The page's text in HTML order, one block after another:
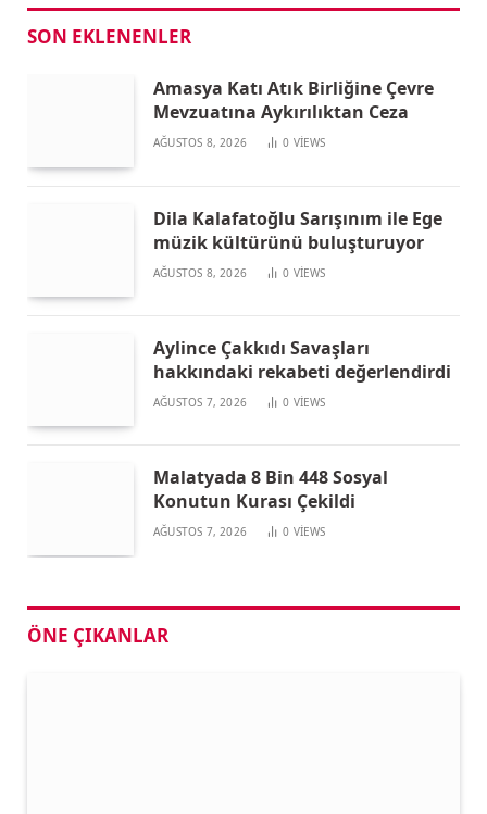
SON EKLENENLER
Amasya Katı Atık Birliğine Çevre
Mevzuatına Aykırılıktan Ceza
AĞUSTOS 8, 2026 0 VIEWS
Dila Kalafatoğlu Sarışınım ile Ege
müzik kültürünü buluşturuyor
AĞUSTOS 8, 2026 0 VIEWS
Aylince Çakkıdı Savaşları
hakkındaki rekabeti değerlendirdi
AĞUSTOS 7, 2026 0 VIEWS
Malatyada 8 Bin 448 Sosyal
Konutun Kurası Çekildi
AĞUSTOS 7, 2026 0 VIEWS
ÖNE ÇIKANLAR